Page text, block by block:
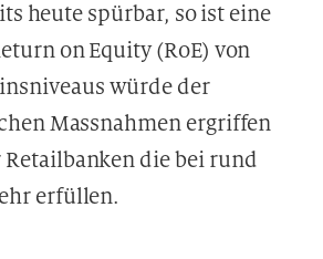
heute spürbar, so ist eine
on Equity (RoE) von
würde der
Massnahmen ergriffen
die bei rund
erfüllen.